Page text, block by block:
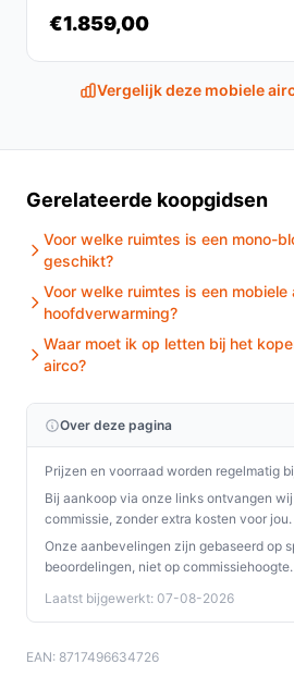
Is dit geschikt voor verwarming?
Ja, deze mobiele airco kan
waardoor hij ook in de winter een
merken?
HG9CESLKK een uitstekende
prestaties en energie-efficiëntie,
aantrekkelijke keuze maakt voor
Conclusie
veelzijdige en efficiënte mobiele
perfect is voor het koelen en
30 m². Met zijn
energiezuinigheid is het een
huishouden.
Ontdek alle specificaties en
debestemobieleairco.nl. Kies
€1.859,00
Vergelijk deze mobiele
Gerelateerde koopgidsen
Voor welke ruimtes is een mono-
geschikt?
Voor welke ruimtes is een
hoofdverwarming?
Waar moet ik op letten bij het
airco?
Over deze pagina
Prijzen en voorraad worden regelmatig
Bij aankoop via onze links ontvangen
commissie, zonder extra kosten voor jou.
Onze aanbevelingen zijn gebaseerd op
beoordelingen, niet op commissiehoogte.
Laatst bijgewerkt: 07-08-2026
EAN: 8717496634726